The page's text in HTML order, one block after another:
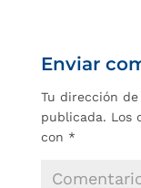
Enviar
Tu dirección
publicada. Los
con *